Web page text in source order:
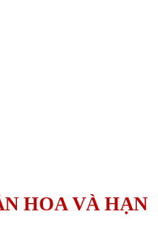
HOA VÀ HẠN